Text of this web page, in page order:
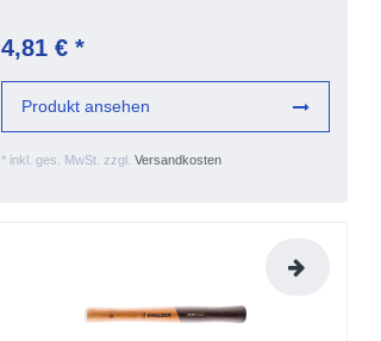
4,81 € *
* inkl. ges. MwSt. zzgl. Versandkosten
Produkt ansehen